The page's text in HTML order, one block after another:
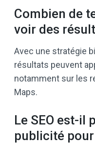
Combien de
voir des
Avec une stratégie
résultats peuvent
notamment sur les
Maps.
Le SEO est-il
publicité